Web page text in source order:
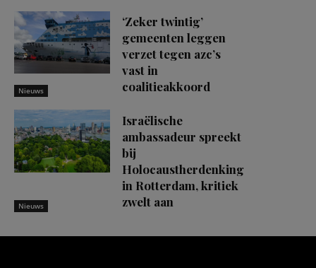
Nieuws
‘Zeker twintig’
gemeenten leggen
verzet tegen azc’s
vast in
coalitieakkoord
Nieuws
Israëlische
ambassadeur spreekt
bij
Holocaustherdenking
in Rotterdam, kritiek
zwelt aan